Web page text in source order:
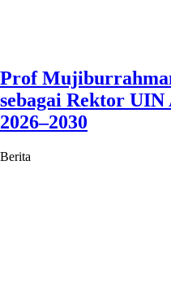
Prof
sebagai Rektor
2026–2030
Berita